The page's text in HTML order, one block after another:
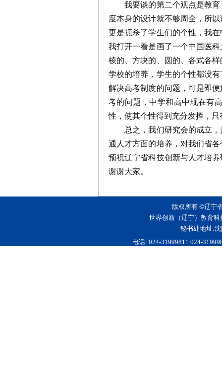
我要谈的第二个观点是教育
度本身的设计就不够周全，所
更是扼杀了学生们的个性，我
我打开一看是画了一个中国医
棱的、方块的、圆的、各式各
学校的培养，学生的个性都没
解决高考制度的问题，可是即
考的问题，中学和高中现在有
性，使其个性得到充分发挥，
总之，我们研究会的成立，
通人才方面的培养，对我们省
预祝辽宁省科技创新与人才培
谢谢大家。
版权所有 ©辽宁
世界创新（辽宁）教育
秘书处地址:
电话: 024-31999811 024-